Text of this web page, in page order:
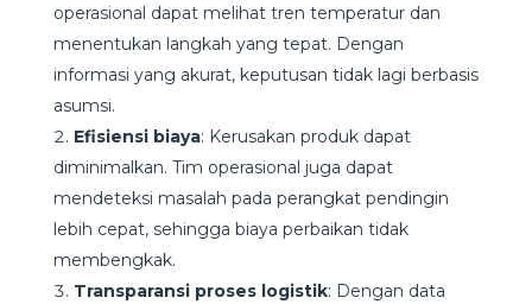
operasional dapat melihat tren temperatur dan
menentukan langkah yang tepat. Dengan
informasi yang akurat, keputusan tidak lagi berbasis
asumsi.
Efisiensi biaya: Kerusakan produk dapat
diminimalkan. Tim operasional juga dapat
mendeteksi masalah pada perangkat pendingin
lebih cepat, sehingga biaya perbaikan tidak
membengkak.
Transparansi proses logistik: Dengan data